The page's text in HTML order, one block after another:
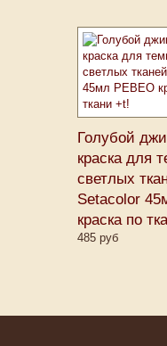
Голубой
краска для
светлых
Setacolor
краска по
485 руб